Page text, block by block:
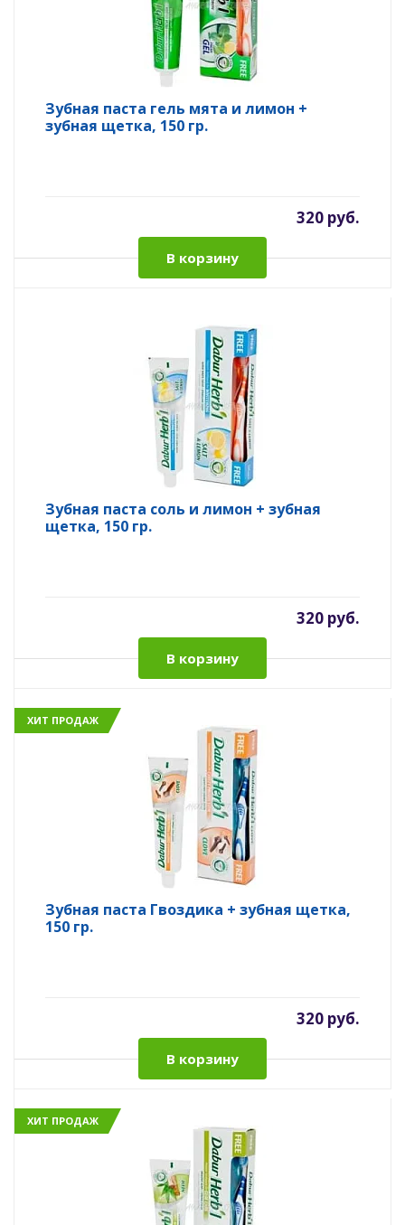
Зубная паста гель мята и лимон +
зубная щетка, 150 гр.
320 руб.
В корзину
Зубная паста соль и лимон + зубная
щетка, 150 гр.
320 руб.
В корзину
ХИТ ПРОДАЖ
Зубная паста Гвоздика + зубная щетка,
150 гр.
320 руб.
В корзину
ХИТ ПРОДАЖ